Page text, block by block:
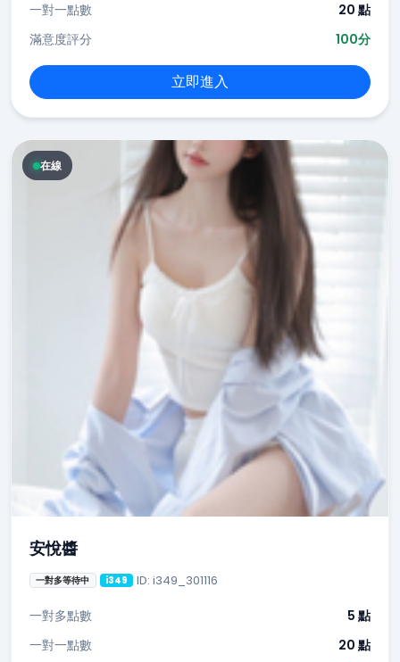
一對一點數
20 點
滿意度評分
100分
立即進入
在線
安悅醬
一對多等待中 i349 ID: i349_301116
一對多點數
5 點
一對一點數
20 點